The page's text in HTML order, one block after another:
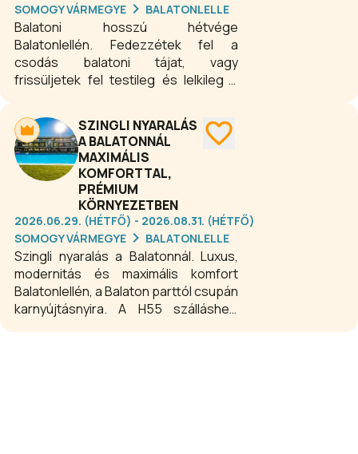
SOMOGY VÁRMEGYE
BALATONLELLE
Balatoni hosszú hétvége
Balatonlellén. Fedezzétek fel a
csodás balatoni tájat, vagy
frissüljetek fel testileg és lelkileg a
wellness részlegünkben. Teljes
kikapcsolódás, felejthetetlen
élmények egész évben. Elegetek van
a rohanásból, a stresszből, alig jut
időtök egymásra? Szökjetek el
hozzánk néhány pihentető napra!
Hosszú hétvégére is vár a H55
Balatonlelle.
SZINGLI NYARALÁS
A BALATONNÁL
MAXIMÁLIS
KOMFORTTAL,
PRÉMIUM
KÖRNYEZETBEN
2026.06.29. (HÉTFŐ) - 2026.08.31. (HÉTFŐ)
SOMOGY VÁRMEGYE
BALATONLELLE
Szingli nyaralás a Balatonnál. Luxus,
modernitás és maximális komfort
Balatonlellén, a Balaton parttól csupán
karnyújtásnyira. A H55 szálláshely